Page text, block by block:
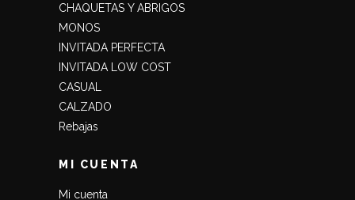
CHAQUETAS Y ABRIGOS
MONOS
INVITADA PERFECTA
INVITADA LOW COST
CASUAL
CALZADO
Rebajas
MI CUENTA
Mi cuenta